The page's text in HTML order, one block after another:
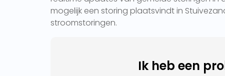
mogelijk een storing plaatsvindt in
stroomstoringen.
Ik heb een